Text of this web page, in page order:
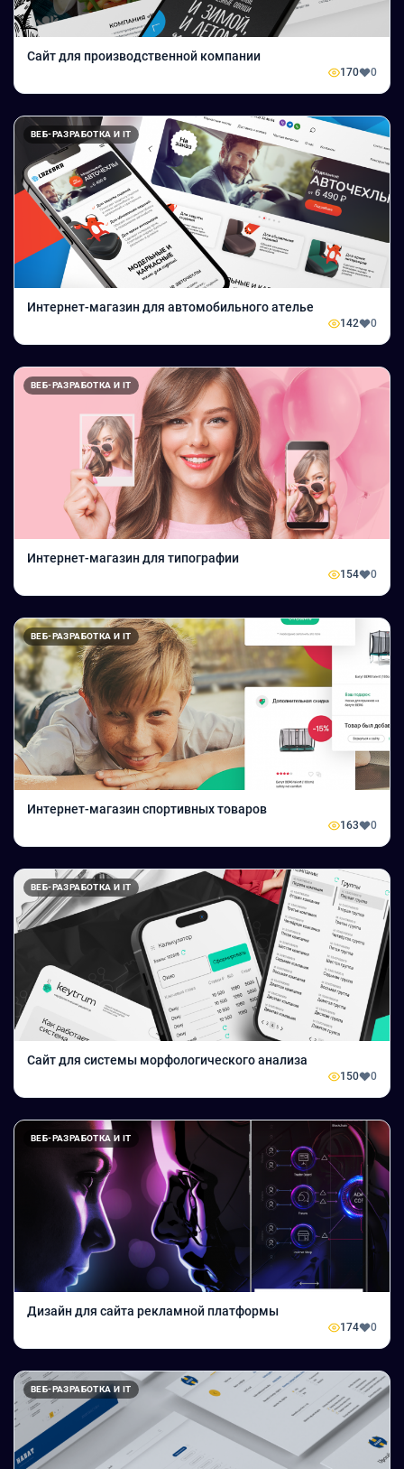
Сайт для производственной компании
170 0
ВЕБ-РАЗРАБОТКА И IT
Интернет-магазин для автомобильного ателье
142 0
ВЕБ-РАЗРАБОТКА И IT
Интернет-магазин для типографии
154 0
ВЕБ-РАЗРАБОТКА И IT
Интернет-магазин спортивных товаров
163 0
ВЕБ-РАЗРАБОТКА И IT
Сайт для системы морфологического анализа
150 0
ВЕБ-РАЗРАБОТКА И IT
Дизайн для сайта рекламной платформы
174 0
ВЕБ-РАЗРАБОТКА И IT